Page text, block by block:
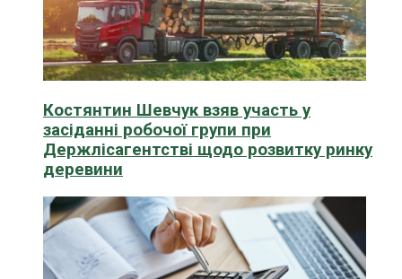
Костянтин Шевчук взяв участь у
засіданні робочої групи при
Держлісагентстві щодо розвитку ринку
деревини